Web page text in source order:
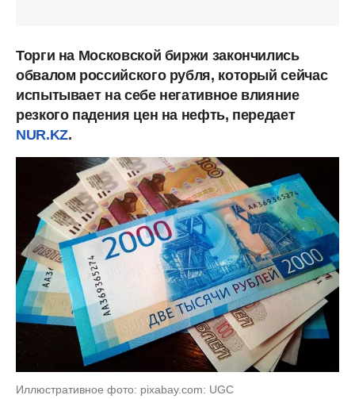
Торги на Московской биржи закончились
обвалом российского рубля, который сейчас
испытывает на себе негативное влияние
резкого падения цен на нефть, передает
NUR.KZ.
Иллюстративное фото: pixabay.com: UGC